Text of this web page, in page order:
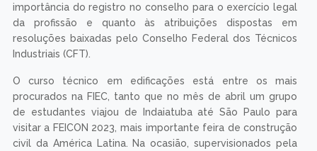
importância do registro no conselho para o exercício legal
da profissão e quanto às atribuições dispostas em
resoluções baixadas pelo Conselho Federal dos Técnicos
Industriais (CFT).
O curso técnico em edificações está entre os mais
procurados na FIEC, tanto que no mês de abril um grupo
de estudantes viajou de Indaiatuba até São Paulo para
visitar a FEICON 2023, mais importante feira de construção
civil da América Latina. Na ocasião, supervisionados pela